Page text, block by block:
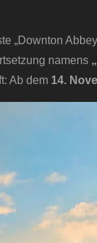
„Downton
namens
Ab dem 14.